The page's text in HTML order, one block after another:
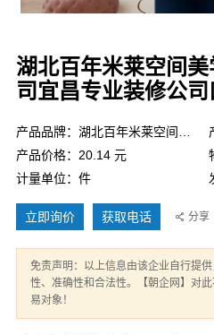
湖北百年米莱空间
司宜昌专业装修公
产品价格：20.14 元
计量单位：件
立即询价 获取电话 分享
免责声明：以上信息由该企业自行提
性、准确性和合法性。【朝企网】对
易对象！